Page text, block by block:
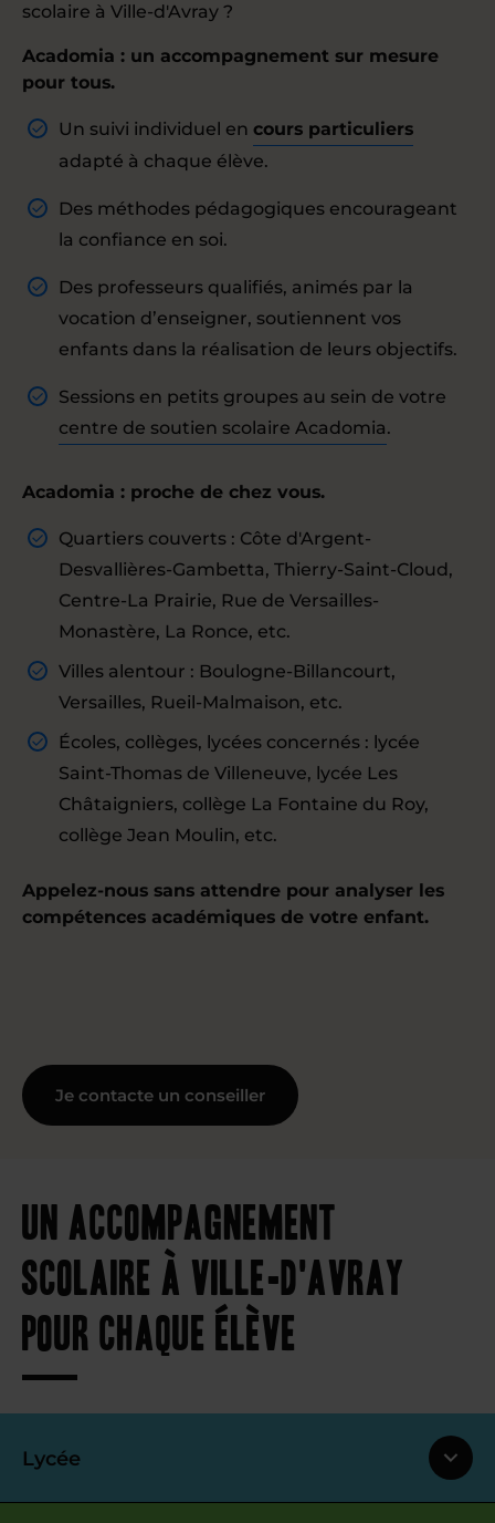
scolaire à Ville-d'Avray ?
Acadomia : un accompagnement sur mesure
pour tous.
Un suivi individuel en cours particuliers
adapté à chaque élève.
Des méthodes pédagogiques encourageant
la confiance en soi.
Des professeurs qualifiés, animés par la
vocation d’enseigner, soutiennent vos
enfants dans la réalisation de leurs objectifs.
Sessions en petits groupes au sein de votre
centre de soutien scolaire Acadomia.
Acadomia : proche de chez vous.
Quartiers couverts : Côte d'Argent-
Desvallières-Gambetta, Thierry-Saint-Cloud,
Centre-La Prairie, Rue de Versailles-
Monastère, La Ronce, etc.
Villes alentour : Boulogne-Billancourt,
Versailles, Rueil-Malmaison, etc.
Écoles, collèges, lycées concernés : lycée
Saint-Thomas de Villeneuve, lycée Les
Châtaigniers, collège La Fontaine du Roy,
collège Jean Moulin, etc.
Appelez-nous sans attendre pour analyser les
compétences académiques de votre enfant.
Je contacte un conseiller
Un accompagnement
scolaire à Ville-d'Avray
pour chaque élève
Lycée